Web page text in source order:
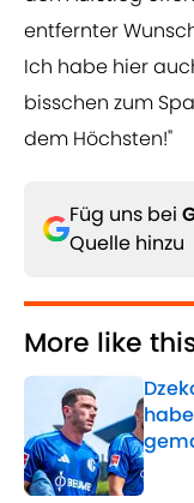
entfernter
Ich habe hier
bisschen zum
dem Höchsten!"
Füg uns bei
Quelle hinzu
More like